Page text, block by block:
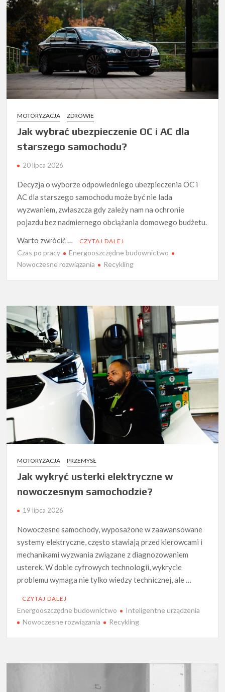
MOTORYZACJA ZDROWIE
Jak wybrać ubezpieczenie OC i AC dla
starszego samochodu?
20 lipca 2026
Decyzja o wyborze odpowiedniego ubezpieczenia OC i
AC dla starszego samochodu może być nie lada
wyzwaniem, zwłaszcza gdy zależy nam na ochronie
pojazdu bez nadmiernego obciążania domowego budżetu.
Warto zwrócić …
CZYTAJ DALEJ
Czas po pracy
Energooszczędne budownictwo
Nowoczesne rozwiązania
Recykling
MOTORYZACJA PRZEMYSŁ
Jak wykryć usterki elektryczne w
nowoczesnym samochodzie?
19 lipca 2026
Nowoczesne samochody, wyposażone w zaawansowane
systemy elektryczne, często stawiają przed kierowcami i
mechanikami wyzwania związane z diagnozowaniem
usterek. W dobie cyfrowych technologii, wykrycie
problemu wymaga nie tylko wiedzy technicznej, ale …
CZYTAJ DALEJ
Energooszczędne budownictwo
Inteligentne urządzenia
Nowoczesne rozwiązania
Recykling